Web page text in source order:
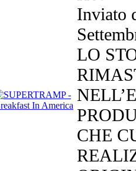
Inviato
LO
CHE